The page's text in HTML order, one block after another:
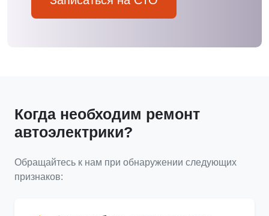
Когда необходим ремонт
автоэлектрики?
Обращайтесь к нам при обнаружении следующих
признаков: